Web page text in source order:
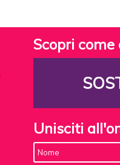
Scopri
Unisciti